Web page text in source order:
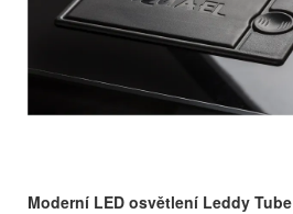
Moderní LED osvětlení Leddy Tube